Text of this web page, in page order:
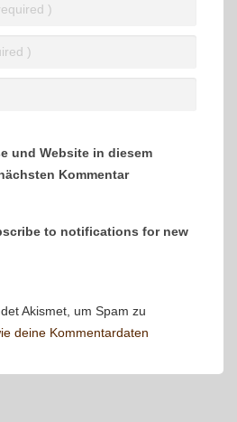
und Website in diesem
Kommentar
to notifications for new
Akismet, um Spam zu
deine Kommentardaten